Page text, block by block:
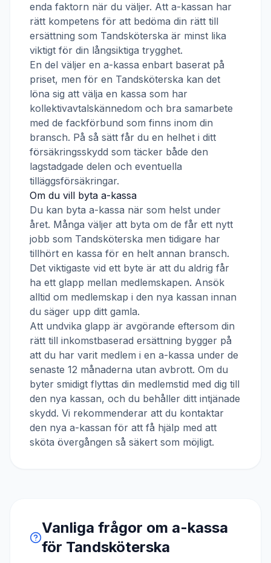
enda faktorn när du väljer. Att a-kassan har
rätt kompetens för att bedöma din rätt till
ersättning som Tandsköterska är minst lika
viktigt för din långsiktiga trygghet.
En del väljer en a-kassa enbart baserat på
priset, men för en Tandsköterska kan det
löna sig att välja en kassa som har
kollektivavtalskännedom och bra samarbete
med de fackförbund som finns inom din
bransch. På så sätt får du en helhet i ditt
försäkringsskydd som täcker både den
lagstadgade delen och eventuella
tilläggsförsäkringar.
Om du vill byta a-kassa
Du kan byta a-kassa när som helst under
året. Många väljer att byta om de får ett nytt
jobb som Tandsköterska men tidigare har
tillhört en kassa för en helt annan bransch.
Det viktigaste vid ett byte är att du aldrig får
ha ett glapp mellan medlemskapen. Ansök
alltid om medlemskap i den nya kassan innan
du säger upp ditt gamla.
Att undvika glapp är avgörande eftersom din
rätt till inkomstbaserad ersättning bygger på
att du har varit medlem i en a-kassa under de
senaste 12 månaderna utan avbrott. Om du
byter smidigt flyttas din medlemstid med dig till
den nya kassan, och du behåller ditt intjänade
skydd. Vi rekommenderar att du kontaktar
den nya a-kassan för att få hjälp med att
sköta övergången så säkert som möjligt.
Vanliga frågor om a-kassa
för Tandsköterska